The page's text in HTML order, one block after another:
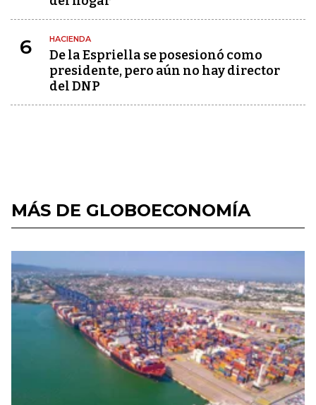
6 HACIENDA
De la Espriella se posesionó como
presidente, pero aún no hay director
del DNP
MÁS DE GLOBOECONOMÍA